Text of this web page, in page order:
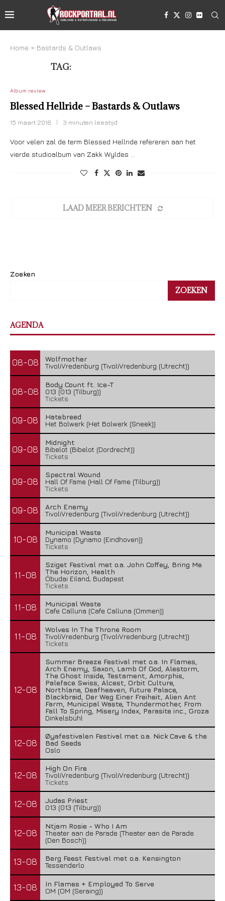
Home » Bastards & Outlaws
TAG:
Album review
Blessed Hellride – Bastards & Outlaws
15 maart 2016 3 minuten leestijd
Voor velen zal de term Blessed Hellride refereren aan het
vierde studioalbum van Zakk Wyldes …
LAAD MEER BERICHTEN
Zoeken
ZOEKEN
AGENDA
08-08
Wolfmother
TivoliVredenburg (TivoliVredenburg (Utrecht))
08-08
Body Count ft. Ice-T
013 (013 (Tilburg))
Tickets
09-08
Hatebreed
Het Bolwerk (Het Bolwerk (Sneek))
09-08
Midnight
Bibelot (Bibelot (Dordrecht))
Tickets
09-08
Spectral Wound
Hall Of Fame (Hall Of Fame (Tilburg))
Tickets
09-08
Arch Enemy
TivoliVredenburg (TivoliVredenburg (Utrecht))
10-08
Municipal Waste
Dynamo (Dynamo (Eindhoven))
Tickets
11-08
Sziget Festival met o.a. John Coffey, Bring Me
The Horizon, Health
Óbudai Eiland, Budapest
Tickets
11-08
Municipal Waste
Cafe Calluna (Cafe Calluna (Ommen))
11-08
Wolves In The Throne Room
TivoliVredenburg (TivoliVredenburg (Utrecht))
Tickets
12-08
Summer Breeze Festival met o.a. In Flames,
Arch Enemy, Saxon, Lamb Of God, Alestorm,
The Ghost Inside, Testament, Amorphis,
Paleface Swiss, Alcest, Orbit Culture,
Northlane, Deafheaven, Future Palace,
Blackbraid, Der Weg Einer Freiheit, Alien Ant
Farm, Municipal Waste, Thundermother, From
Fall To Spring, Misery Index, Parasite inc., Groza
Dinkelsbühl
12-08
Øyafestivalen Festival met o.a. Nick Cave & the
Bad Seeds
Oslo
12-08
High On Fire
TivoliVredenburg (TivoliVredenburg (Utrecht))
Tickets
12-08
Judas Priest
013 (013 (Tilburg))
12-08
Ntjam Rosie - Who I Am
Theater aan de Parade (Theater aan de Parade
(Den Bosch))
13-08
Berg Feest Festival met o.a. Kensington
Tessenderlo
13-08
In Flames + Employed To Serve
OM (OM (Seraing))